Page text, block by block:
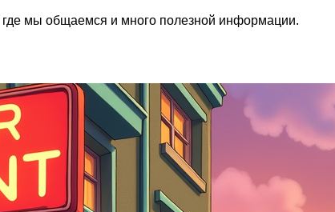
мы общаемся и много полезной информации.